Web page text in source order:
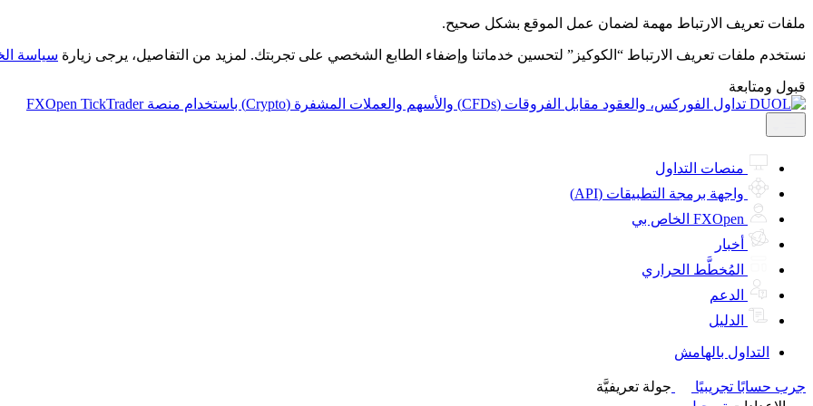
ملفات تعريف الارتباط مهمة لضمان عمل الموقع بشكل صحيح.
نستخدم ملفات تعريف الارتباط “الكوكيز” لتحسين خدماتنا وإضفاء الطابع الشخصي على تجربتك. لمزيد من التفاصيل، يرجى زيارة سياسة
قبول ومتابعة
منصات التداول
واجهة برمجة التطبيقات (API)
FXOpen الخاص بي
أخبار
المُخطَّط الحراري
الدعم
الدليل
التداول بالهامش
جرب حسابًا تجريبيًا
جولة تعريفيَّة